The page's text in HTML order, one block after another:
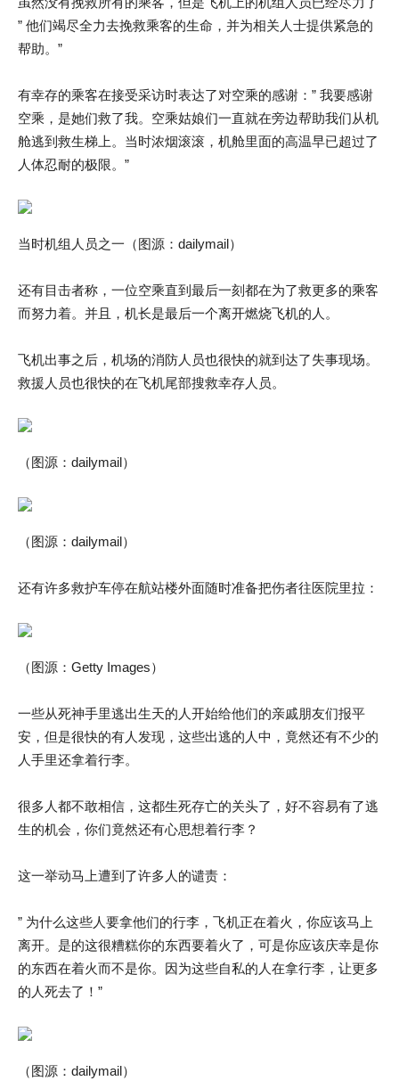
” 他们竭尽全力去挽救乘客的生命，并为相关人士提供紧急的
帮助。”
有幸存的乘客在接受采访时表达了对空乘的感谢：” 我要感谢
空乘，是她们救了我。空乘姑娘们一直就在旁边帮助我们从机
舱逃到救生梯上。当时浓烟滚滚，机舱里面的高温早已超过了
人体忍耐的极限。”
当时机组人员之一（图源：dailymail）
还有目击者称，一位空乘直到最后一刻都在为了救更多的乘客
而努力着。并且，机长是最后一个离开燃烧飞机的人。
飞机出事之后，机场的消防人员也很快的就到达了失事现场。
救援人员也很快的在飞机尾部搜救幸存人员。
（图源：dailymail）
（图源：dailymail）
还有许多救护车停在航站楼外面随时准备把伤者往医院里拉：
（图源：Getty Images）
一些从死神手里逃出生天的人开始给他们的亲戚朋友们报平
安，但是很快的有人发现，这些出逃的人中，竟然还有不少的
人手里还拿着行李。
很多人都不敢相信，这都生死存亡的关头了，好不容易有了逃
生的机会，你们竟然还有心思想着行李？
这一举动马上遭到了许多人的谴责：
” 为什么这些人要拿他们的行李，飞机正在着火，你应该马上
离开。是的这很糟糕你的东西要着火了，可是你应该庆幸是你
的东西在着火而不是你。因为这些自私的人在拿行李，让更多
的人死去了！”
（图源：dailymail）